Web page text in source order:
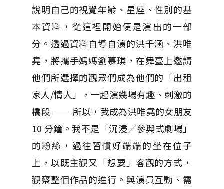
說明自己的視覺年齡、星座、性別的基
本資料，從這裡開始便是演出的一部
分。透過資料自導自演的洪千涵、洪唯
堯，將攜手媽媽劉慕琪，在舞臺上邀請
他們所選擇的觀眾們成為他們的「出租
家人/情人」，一起演幾場有趣、刺激的
橋段 ── 所以，我成為洪唯堯的女朋友
10 分鐘。我不是「沉浸／參與式劇場」
的粉絲，過往習慣好端端的坐在位子
上，以既主觀又「想要」客觀的方式，
觀察整個作品的進行。與演員互動、需